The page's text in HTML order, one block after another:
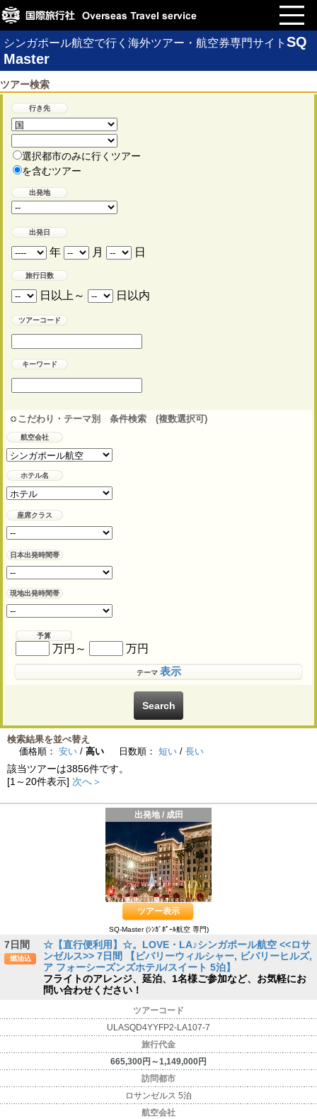
シンガポール航空で行く海外ツアー・航空券専門サイト SQ
Master
ツアー検索
行き先
選択都市のみに行くツアー
を含むツアー
出発地
出発日
年 月 日
旅行日数
日以上～ 日以内
ツアーコード
キーワード
こだわり・テーマ別 条件検索 (複数選択可)
航空会社
ホテル名
座席クラス
日本出発時間帯
現地出発時間帯
予算
万円～ 万円
テーマ 表示
検索結果を並べ替え
価格順： 安い / 高い 日数順： 短い / 長い
該当ツアーは3856件です。
[1～20件表示] 次へ＞
出発地 / 成田
ツアー表示
SQ-Master (ｼﾝｶﾞﾎﾟｰﾙ航空 専門)
7日間
燃油込
☆【直行便利用】☆。LOVE・LA♪シンガポール航空 <<ロサ
ンゼルス>> 7日間 【ビバリーウィルシャー, ビバリーヒルズ,
ア フォーシーズンズホテル/スイート 5泊】
フライトのアレンジ、延泊、1名様ご参加など、お気軽にお
問い合わせください！
ツアーコード
ULASQD4YYFP2-LA107-7
旅行代金
665,300円～1,149,000円
訪問都市
ロサンゼルス 5泊
航空会社